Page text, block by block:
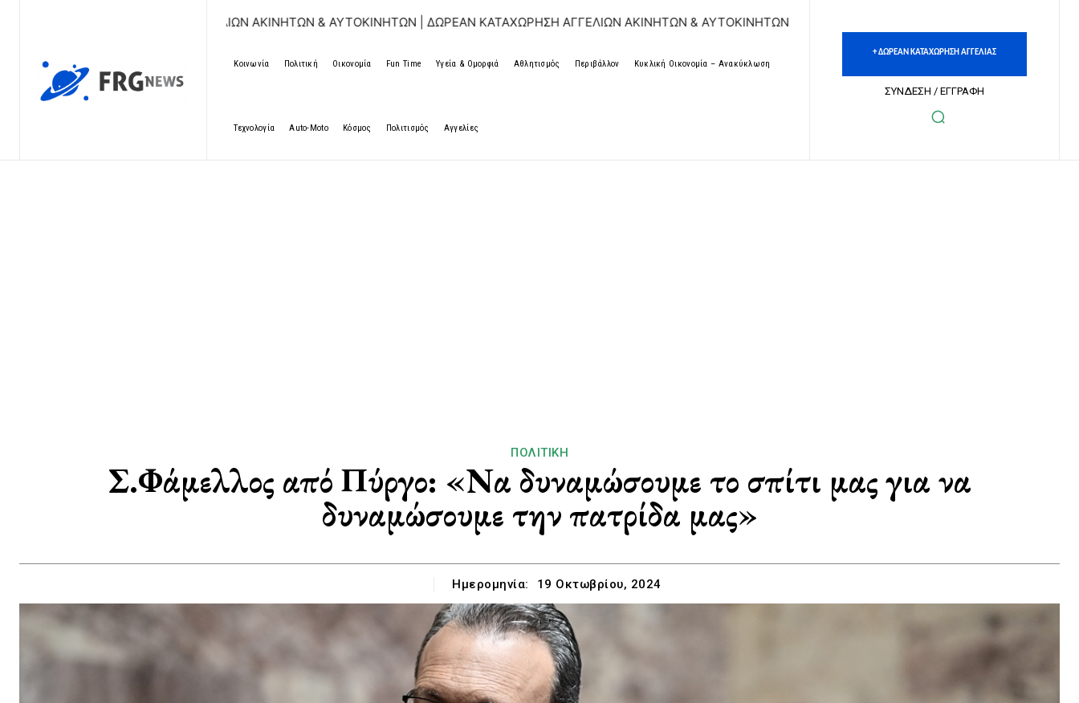
ΚΑΤΑΧΩΡΗΣΗ ΑΓΓΕΛΙΩΝ ΑΚΙΝΗΤΩΝ & ΑΥΤΟΚΙΝΗΤΩΝ | ΔΩΡΕΑΝ ΚΑΤΑΧΩΡΗΣΗ ΑΓΓΕΛΙΩΝ ΑΚΙΝΗΤΩΝ & ΑΥΤΟΚΙΝΗΤΩΝ | ΔΩΡΕΑΝ ΚΑΤΑΧΩΡΗΣΗ ΑΓΓΕΛΙΩΝ ΑΚΙΝΗΤΩΝ &
Κοινωνία Πολιτική Οικονομία Fun Time Υγεία & Ομορφιά Αθλητισμός Περιβάλλον Κυκλική Οικονομία – Ανακύκλωση
Τεχνολογία Auto-Moto Κόσμος Πολιτισμός Αγγελίες
+ ΔΩΡΕΑΝ ΚΑΤΑΧΩΡΗΣΗ ΑΓΓΕΛΙΑΣ
ΣΥΝΔΕΣΗ / ΕΓΓΡΑΦΗ
ΠΟΛΙΤΙΚΉ
Σ.Φάμελλος από Πύργο: «Να δυναμώσουμε το σπίτι μας για να
δυναμώσουμε την πατρίδα μας»
Ημερομηνία: 19 Οκτωβρίου, 2024